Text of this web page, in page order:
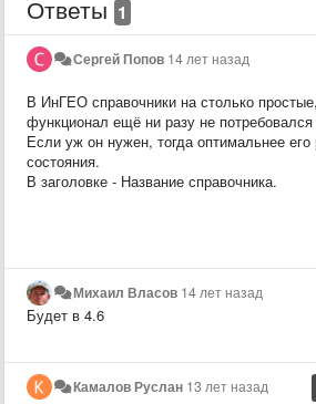
Ответы 1
Сергей Попов 14 лет назад
В ИнГЕО справочники на столько
функционал ещё ни разу не потребовался
Если уж он нужен, тогда оптимальнее его
состояния.
В заголовке - Название справочника.
Михаил Власов 14 лет назад
Будет в 4.6
Камалов Руслан 13 лет назад